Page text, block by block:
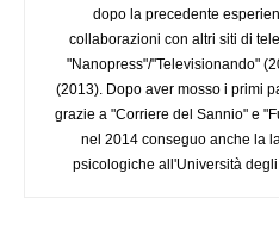
dopo la precedente
collaborazioni con altri siti di
"Nanopress"/"Televisionando"
(2013). Dopo aver mosso i primi
grazie a "Corriere del Sannio" e
nel 2014 conseguo anche la
psicologiche all'Università